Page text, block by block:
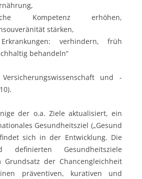
Kompetenz erhöhen,
stärken,
verhindern, früh
behandeln“
und -
der o.a. Ziele aktualisiert, ein
Gesundheitsziel („Gesund
sich in der Entwicklung. Die
definierten Gesundheitsziele
der Chancengleichheit
präventiven, kurativen und